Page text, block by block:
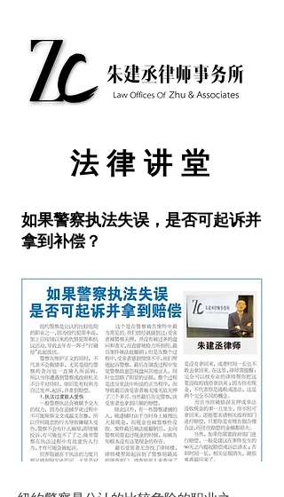
​法律讲堂
如果警察执法失误，是否可起诉并
拿到补偿？